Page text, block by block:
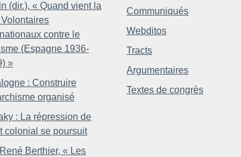
(dir.), « Quand vient la
contre le
(Espagne 1936-
»
: Construire
organisé
: La répression de
colonial se poursuit
Berthier, « Les
Communiqués
Webditos
Tracts
Argumentaires
Textes de congrès